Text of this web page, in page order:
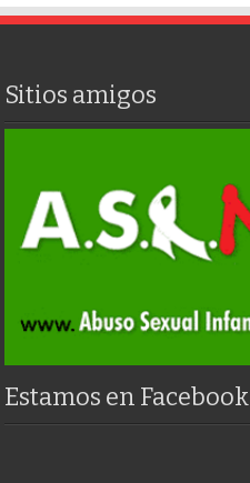
Sitios amigos
Estamos en Facebook